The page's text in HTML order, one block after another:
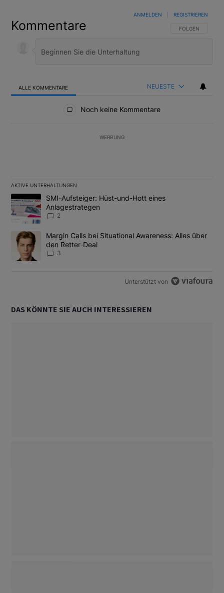
Kommentare FOLGE DIESER
FOLGEN
ANMELDEN REGISTRIEREN
ALLE KOMMENTARE NEUESTE
Noch keine Kommentare
WERBUNG
AKTIVE UNTERHALTUNGEN
Das Folgende ist eine Liste der am meisten kommentierten
Ein Trendartikel mit dem Titel "SMI-Aufsteiger: Hüst-und-Hott
SMI-Aufsteiger: Hüst-und-Hott eines
Anlagestrategen
2
Ein Trendartikel mit dem Titel "Margin Calls bei Situational
Margin Calls bei Situational Awareness: Alles über
den Retter-Deal
3
Unterstützt von
DAS KÖNNTE SIE AUCH INTERESSIEREN